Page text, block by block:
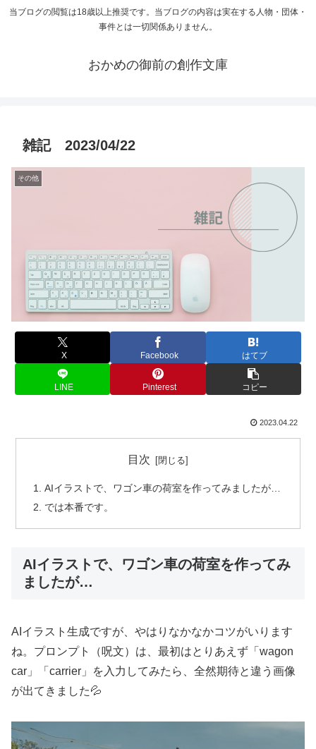
当ブログの閲覧は18歳以上推奨です。当ブログの内容は実在する人物・団体・
事件とは一切関係ありません。
おかめの御前の創作文庫
雑記 2023/04/22
その他
X Facebook はてブ
LINE Pinterest コピー
2023.04.22
目次
AIイラストで、ワゴン車の荷室を作ってみましたが…
では本番です。
AIイラストで、ワゴン車の荷室を作ってみ
ましたが…
AIイラスト生成ですが、やはりなかなかコツがいります
ね。プロンプト（呪文）は、最初はとりあえず「wagon
car」「carrier」を入力してみたら、全然期待と違う画像
が出てきました💦